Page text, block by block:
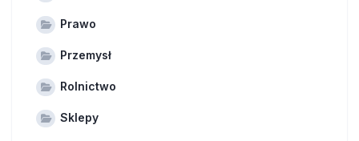
Prawo
Przemysł
Rolnictwo
Sklepy